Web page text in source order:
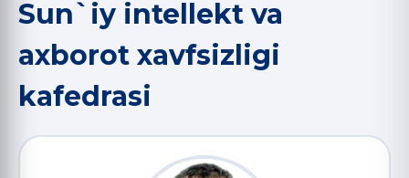
Sun`iy intellekt va
axborot xavfsizligi
kafedrasi